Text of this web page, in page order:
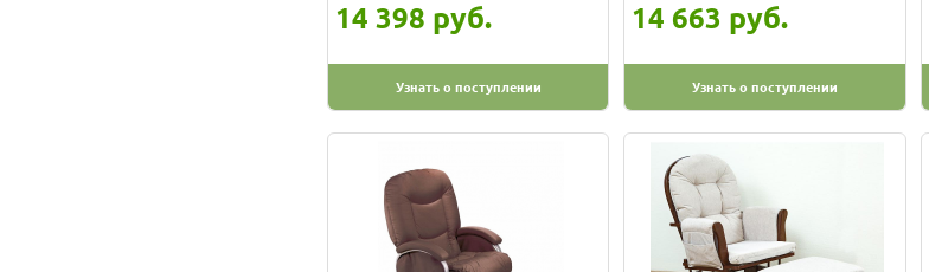
14 398 руб.
Узнать о поступлении
14 663 руб.
Узнать о поступлении